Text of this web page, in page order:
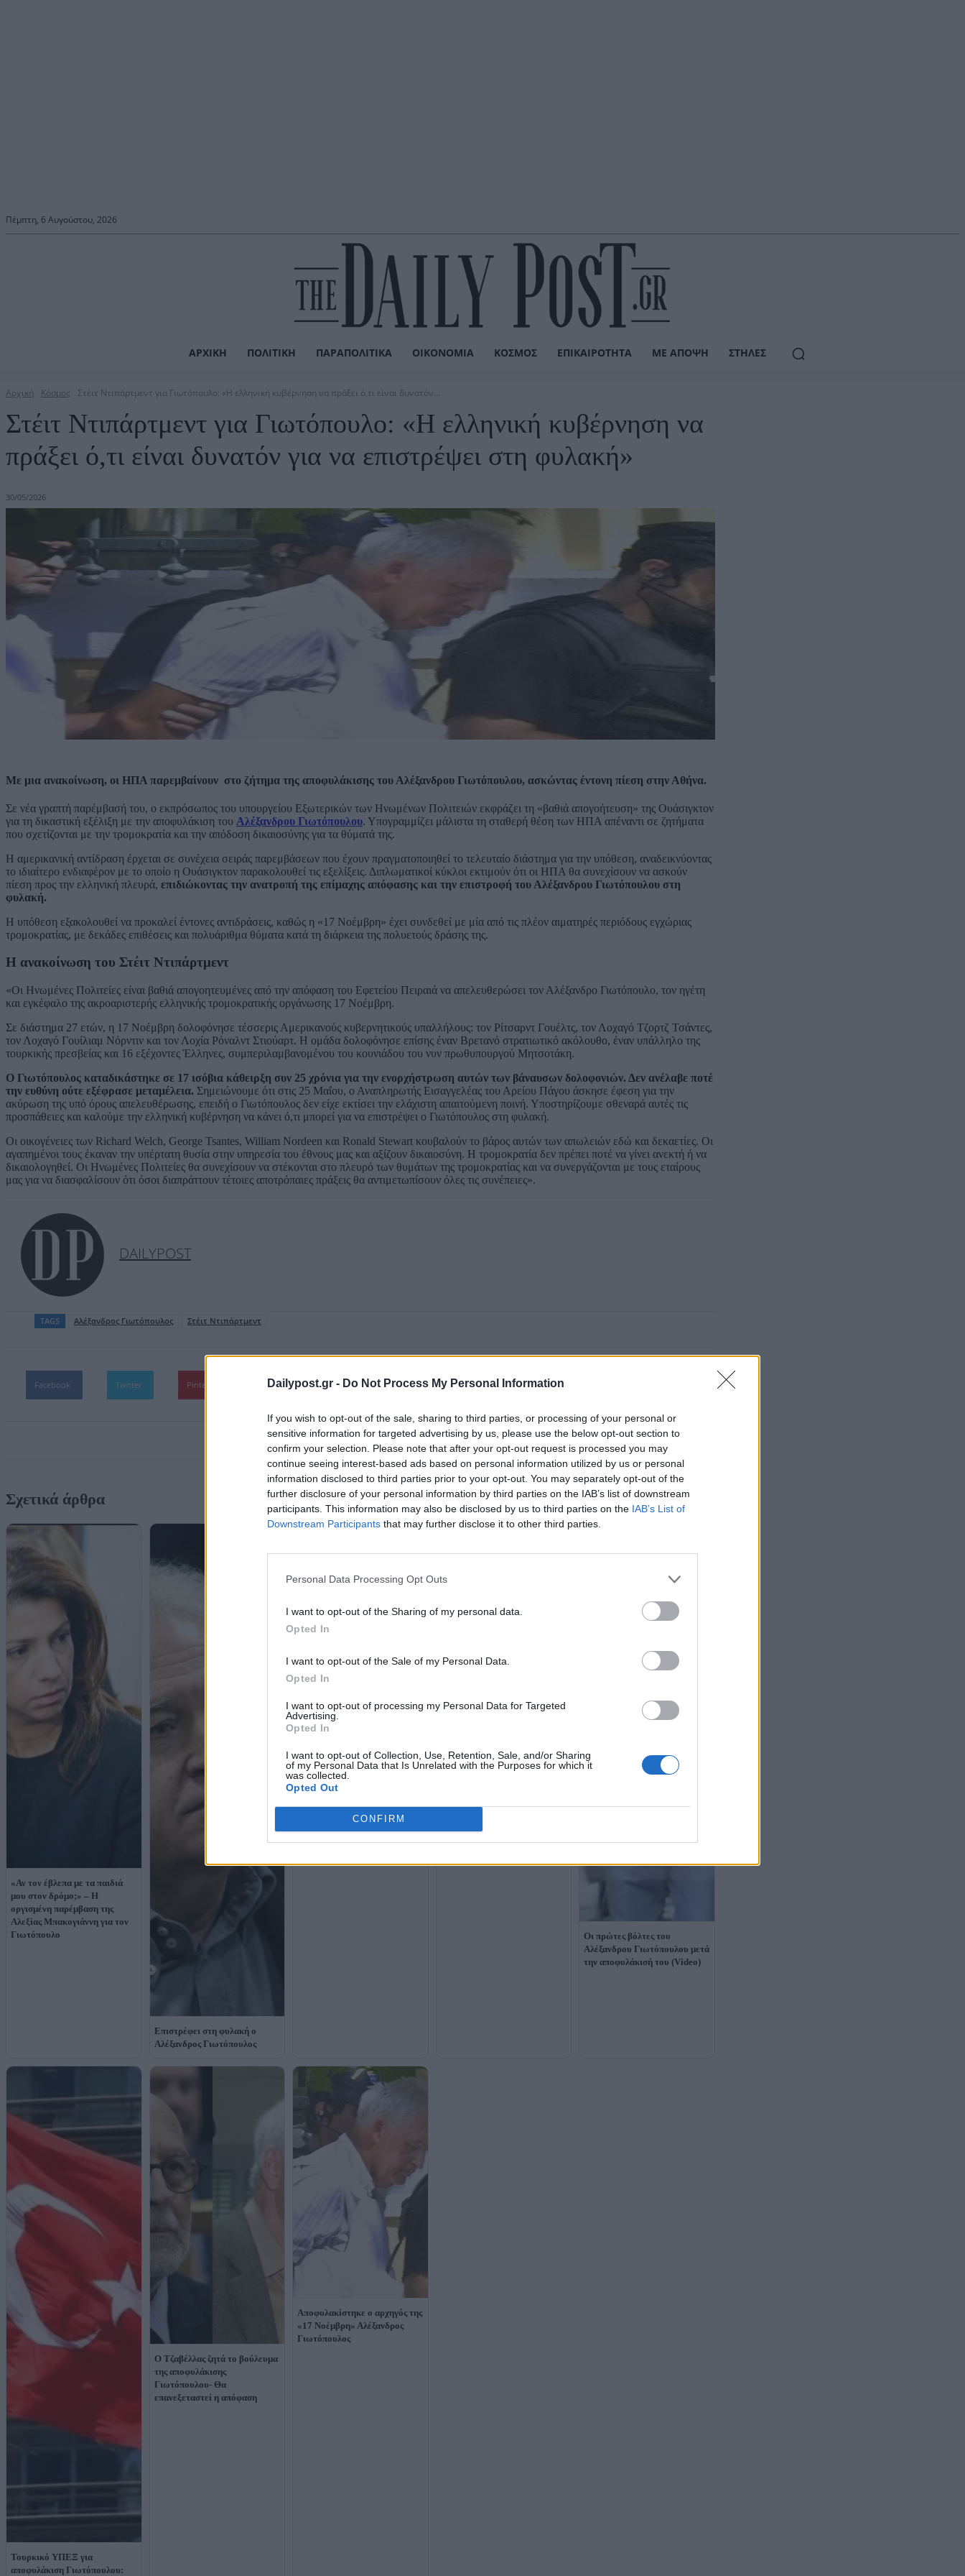
Dailypost.gr - Do Not Process My Personal Information
If you wish to opt-out of the sale, sharing to third parties, or processing of your personal or
sensitive information for targeted advertising by us, please use the below opt-out section to
confirm your selection. Please note that after your opt-out request is processed you may
continue seeing interest-based ads based on personal information utilized by us or personal
information disclosed to third parties prior to your opt-out. You may separately opt-out of the
further disclosure of your personal information by third parties on the IAB’s list of downstream
participants. This information may also be disclosed by us to third parties on the IAB’s List of
Downstream Participants that may further disclose it to other third parties.
Personal Data Processing Opt Outs
I want to opt-out of the Sharing of my personal data.
Opted In
I want to opt-out of the Sale of my Personal Data.
Opted In
I want to opt-out of processing my Personal Data for Targeted
Advertising.
Opted In
I want to opt-out of Collection, Use, Retention, Sale, and/or Sharing
of my Personal Data that Is Unrelated with the Purposes for which it
was collected.
Opted Out
CONFIRM
Πέμπτη, 6 Αυγούστου, 2026
ΑΡΧΙΚΉ ΠΟΛΙΤΙΚΉ ΠΑΡΑΠΟΛΙΤΙΚΆ ΟΙΚΟΝΟΜΊΑ ΚΌΣΜΟΣ ΕΠΙΚΑΙΡΌΤΗΤΑ ΜΕ ΆΠΟΨΗ ΣΤΉΛΕΣ
Αρχική Κόσμος Στέιτ Ντιπάρτμεντ για Γιωτόπουλο: «Η ελληνική κυβέρνηση να πράξει ό,τι είναι δυνατόν...
Στέιτ Ντιπάρτμεντ για Γιωτόπουλο: «Η ελληνική κυβέρνηση να
πράξει ό,τι είναι δυνατόν για να επιστρέψει στη φυλακή»
30/05/2026
Με μια ανακοίνωση, οι ΗΠΑ παρεμβαίνουν στο ζήτημα της αποφυλάκισης του Αλέξανδρου Γιωτόπουλου, ασκώντας έντονη πίεση στην Αθήνα.
Σε νέα γραπτή παρέμβασή του, ο εκπρόσωπος του υπουργείου Εξωτερικών των Ηνωμένων Πολιτειών εκφράζει τη «βαθιά απογοήτευση» της Ουάσιγκτον
για τη δικαστική εξέλιξη με την αποφυλάκιση του Αλέξανδρου Γιωτόπουλου. Υπογραμμίζει μάλιστα τη σταθερή θέση των ΗΠΑ απέναντι σε ζητήματα
που σχετίζονται με την τρομοκρατία και την απόδοση δικαιοσύνης για τα θύματά της.
Η αμερικανική αντίδραση έρχεται σε συνέχεια σειράς παρεμβάσεων που έχουν πραγματοποιηθεί το τελευταίο διάστημα για την υπόθεση, αναδεικνύοντας
το ιδιαίτερο ενδιαφέρον με το οποίο η Ουάσιγκτον παρακολουθεί τις εξελίξεις. Διπλωματικοί κύκλοι εκτιμούν ότι οι ΗΠΑ θα συνεχίσουν να ασκούν
πίεση προς την ελληνική πλευρά, επιδιώκοντας την ανατροπή της επίμαχης απόφασης και την επιστροφή του Αλέξανδρου Γιωτόπουλου στη
φυλακή.
Η υπόθεση εξακολουθεί να προκαλεί έντονες αντιδράσεις, καθώς η «17 Νοέμβρη» έχει συνδεθεί με μία από τις πλέον αιματηρές περιόδους εγχώριας
τρομοκρατίας, με δεκάδες επιθέσεις και πολυάριθμα θύματα κατά τη διάρκεια της πολυετούς δράσης της.
Η ανακοίνωση του Στέιτ Ντιπάρτμεντ
«Οι Ηνωμένες Πολιτείες είναι βαθιά απογοητευμένες από την απόφαση του Εφετείου Πειραιά να απελευθερώσει τον Αλέξανδρο Γιωτόπουλο, τον ηγέτη
και εγκέφαλο της ακροαριστερής ελληνικής τρομοκρατικής οργάνωσης 17 Νοέμβρη.
Σε διάστημα 27 ετών, η 17 Νοέμβρη δολοφόνησε τέσσερις Αμερικανούς κυβερνητικούς υπαλλήλους: τον Ρίτσαρντ Γουέλτς, τον Λοχαγό Τζορτζ Τσάντες,
τον Λοχαγό Γουίλιαμ Νόρντιν και τον Λοχία Ρόναλντ Στιούαρτ. Η ομάδα δολοφόνησε επίσης έναν Βρετανό στρατιωτικό ακόλουθο, έναν υπάλληλο της
τουρκικής πρεσβείας και 16 εξέχοντες Έλληνες, συμπεριλαμβανομένου του κουνιάδου του νυν πρωθυπουργού Μητσοτάκη.
Ο Γιωτόπουλος καταδικάστηκε σε 17 ισόβια κάθειρξη συν 25 χρόνια για την ενορχήστρωση αυτών των βάναυσων δολοφονιών. Δεν ανέλαβε ποτέ
την ευθύνη ούτε εξέφρασε μεταμέλεια. Σημειώνουμε ότι στις 25 Μαΐου, ο Αναπληρωτής Εισαγγελέας του Αρείου Πάγου άσκησε έφεση για την
ακύρωση της υπό όρους απελευθέρωσης, επειδή ο Γιωτόπουλος δεν είχε εκτίσει την ελάχιστη απαιτούμενη ποινή. Υποστηρίζουμε σθεναρά αυτές τις
προσπάθειες και καλούμε την ελληνική κυβέρνηση να κάνει ό,τι μπορεί για να επιστρέψει ο Γιωτόπουλος στη φυλακή.
Οι οικογένειες των Richard Welch, George Tsantes, William Nordeen και Ronald Stewart κουβαλούν το βάρος αυτών των απωλειών εδώ και δεκαετίες. Οι
αγαπημένοι τους έκαναν την υπέρτατη θυσία στην υπηρεσία του έθνους μας και αξίζουν δικαιοσύνη. Η τρομοκρατία δεν πρέπει ποτέ να γίνει ανεκτή ή να
δικαιολογηθεί. Οι Ηνωμένες Πολιτείες θα συνεχίσουν να στέκονται στο πλευρό των θυμάτων της τρομοκρατίας και να συνεργάζονται με τους εταίρους
μας για να διασφαλίσουν ότι όσοι διαπράττουν τέτοιες αποτρόπαιες πράξεις θα αντιμετωπίσουν όλες τις συνέπειες».
DAILYPOST
TAGS Αλέξανδρος Γιωτόπουλος Στέιτ Ντιπάρτμεντ
Facebook Twitter Pinterest WhatsApp
Σχετικά άρθρα
«Αν τον έβλεπα με τα παιδιά
μου στον δρόμο;» – Η
οργισμένη παρέμβαση της
Αλεξίας Μπακογιάννη για τον
Γιωτόπουλο
Επιστρέφει στη φυλακή ο
Αλέξανδρος Γιωτόπουλος
Ένωση Δικαστών κατά ΗΠΑ
για Γιωτόπουλο: Επιχειρούν να
ελληνική Δικαιοσύνη
Ο Άρειος Πάγος «μπλοκάρει»
φυλακή
Οι πρώτες βόλτες του
Αλέξανδρου Γιωτόπουλου μετά
την αποφυλάκισή του (Video)
Τουρκικό ΥΠΕΞ για
αποφυλάκιση Γιωτόπουλου:
Ο Τζαβέλλας ζητά το βούλευμα
της αποφυλάκισης
Γιωτόπουλου- Θα
επανεξεταστεί η απόφαση
Αποφυλακίστηκε ο αρχηγός της
«17 Νοέμβρη» Αλέξανδρος
Γιωτόπουλος